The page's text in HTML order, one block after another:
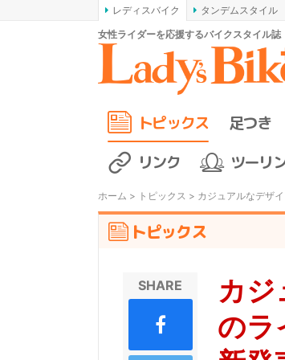
レディスバイク タンデムスタイル
女性ライダーを応援するバイクスタイル誌
トピックス 足つき
リンク
ツーリ
ホーム > トピックス > カジュアルなデザ
トピックス
カジ
のラ
SHARE